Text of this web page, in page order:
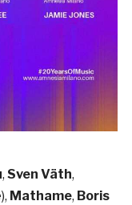
, Sven Väth,
Mathame, Boris